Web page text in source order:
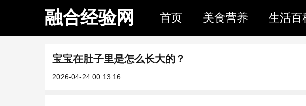
融合经验网 首页 美食营养 生活百
宝宝在肚子里是怎么长大的？
2026-04-24 00:13:16